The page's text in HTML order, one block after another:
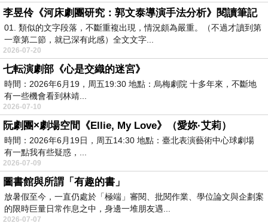
李昱伶《河床劇團研究：郭文泰導演手法分析》閱讀筆記
01. 類似的文字段落，不斷重複出現，情況頗為嚴重。（不過才讀到第
一章第二節，就已深有此感）全文文字...
2026-07-20
七転演劇部《心是交織的迷宮》
時間：2026年6月19，周五19:30 地點：烏梅劇院 十多年來，不斷地
有一些機會看到林靖...
2026-07-10
阮劇團×劇場空間《Ellie, My Love》（愛妳·艾莉）
時間：2026年6月19日，周五14:30 地點：臺北表演藝術中心球劇場
有一點我有些疑惑，...
2026-07-09
圖書館與所謂「有趣的書」
放暑假至今，一直仍處於「極端」審閱、批閱作業、學位論文與企劃案
的限時巨量日常作息之中，身邊一堆朋友遇...
2026-07-07